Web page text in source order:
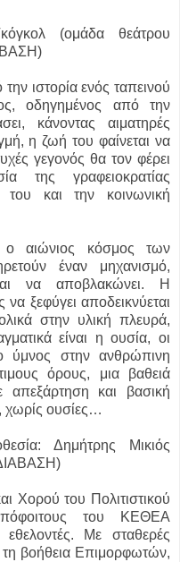
(ομάδα θεάτρου
ιστορία ενός ταπεινού
οδηγημένος από την
κάνοντας αιματηρές
η ζωή του φαίνεται να
γεγονός θα τον φέρει
της γραφειοκρατίας
του και την κοινωνική
αιώνιος κόσμος των
έναν μηχανισμό,
να αποβλακώνει. Η
ξεφύγει αποδεικνύεται
στην υλική πλευρά,
είναι η ουσία, οι
ύμνος στην ανθρώπινη
όρους, μια βαθειά
και βασική
χωρίς ουσίες…
Δημήτρης Μικιός
Χορού του Πολιτιστικού
του ΚΕΘΕΑ
Με σταθερές
τη βοήθεια Επιμορφωτών,